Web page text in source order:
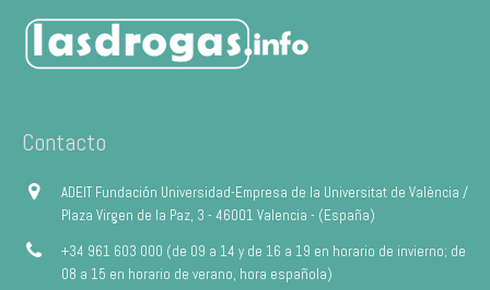
Contacto
ADEIT Fundación Universidad-Empresa de la Universitat de València /
Plaza Virgen de la Paz, 3 - 46001 Valencia - (España)
+34 961 603 000 (de 09 a 14 y de 16 a 19 en horario de invierno; de
08 a 15 en horario de verano, hora española)